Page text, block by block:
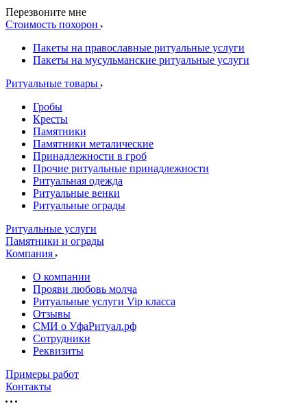
Перезвоните мне
Стоимость похорон
Пакеты на православные ритуальные услуги
Пакеты на мусульманские ритуальные услуги
Ритуальные товары
Гробы
Кресты
Памятники
Памятники металические
Принадлежности в гроб
Прочие ритуальные принадлежности
Ритуальная одежда
Ритуальные венки
Ритуальные ограды
Ритуальные услуги
Памятники и ограды
Компания
О компании
Прояви любовь молча
Ритуальные услуги Vip класса
Отзывы
СМИ о УфаРитуал.рф
Сотрудники
Реквизиты
Примеры работ
Контакты